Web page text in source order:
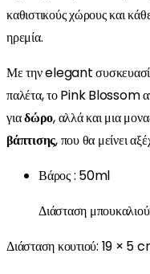
καθιστικούς χώρους και
ηρεμία.
Με την elegant
παλέτα, το Pink Blossom
γιαδώρο, αλλά και μια
βάπτισης, που θα μείνει
Βάρος : 50ml
Διάσταση
Διάσταση κουτιού: 19 × 5